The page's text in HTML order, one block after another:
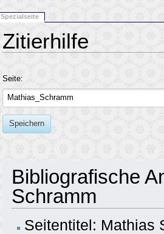
Zitierhilfe
Seite:
Speichern
Bibliografische
Schramm
Seitentitel: Mathias
Spezialseite